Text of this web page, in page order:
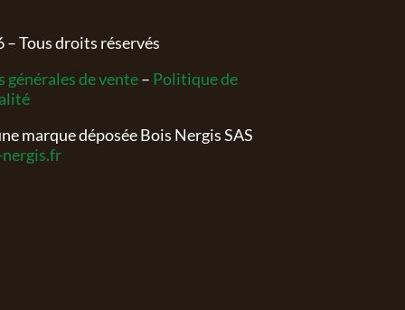
– Tous droits réservés
générales de vente– Politique de
marque déposée Bois Nergis SAS